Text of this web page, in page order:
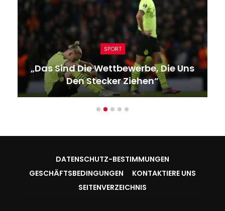
SPORT
„Das Sind Die Wettbewerbe, Die Uns
Den Stecker Ziehen“
DATENSCHUTZ-BESTIMMUNGEN
GESCHÄFTSBEDINGUNGEN
KONTAKTIERE UNS
SEITENVERZEICHNIS